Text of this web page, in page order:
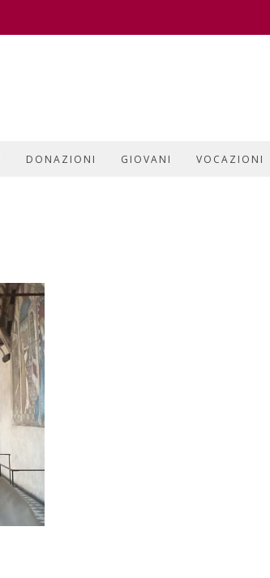
DONAZIONI GIOVANI VOCAZIONI